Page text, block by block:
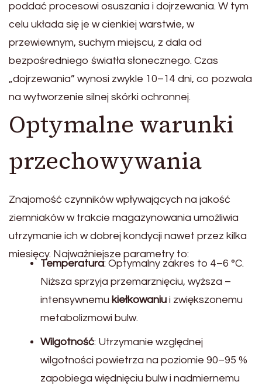
poddać procesowi osuszania i dojrzewania. W tym
celu układa się je w cienkiej warstwie, w
przewiewnym, suchym miejscu, z dala od
bezpośredniego światła słonecznego. Czas
„dojrzewania” wynosi zwykle 10–14 dni, co pozwala
na wytworzenie silnej skórki ochronnej.
Optymalne warunki
przechowywania
Znajomość czynników wpływających na jakość
ziemniaków w trakcie magazynowania umożliwia
utrzymanie ich w dobrej kondycji nawet przez kilka
miesięcy. Najważniejsze parametry to:
Temperatura: Optymalny zakres to 4–6 °C.
Niższa sprzyja przemarznięciu, wyższa –
intensywnemu kiełkowaniu i zwiększonemu
metabolizmowi bulw.
Wilgotność: Utrzymanie względnej
wilgotności powietrza na poziomie 90–95 %
zapobiega więdnięciu bulw i nadmiernemu